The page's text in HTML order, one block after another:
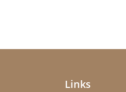
Links